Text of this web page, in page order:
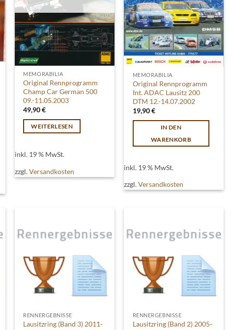
MEMORABILIA
Original Rennprogramm
Champ Car German 500
09.-11.05.2003
49,90€
WEITERLESEN
inkl. 19 % MwSt.
zzgl.Versandkosten
MEMORABILIA
Original Rennprogramm
Int. ADAC Lausitz 200
DTM 12.-14.07.2002
19,90€
IN DEN
WARENKORB
inkl. 19 % MwSt.
zzgl.Versandkosten
RENNERGEBNISSE
Lausitzring (Band 3) 2011-
RENNERGEBNISSE
Lausitzring (Band 2) 2005-